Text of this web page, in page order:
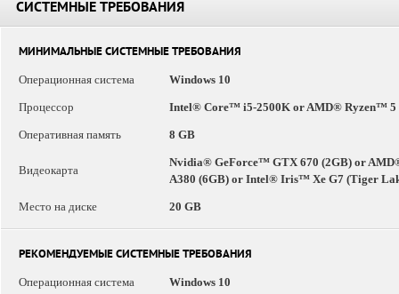
СИСТЕМНЫЕ ТРЕБОВАНИЯ
МИНИМАЛЬНЫЕ СИСТЕМНЫЕ ТРЕБОВАНИЯ
Операционная система
Windows 10
Процессор Intel® Core™ i5-2500K or AMD® Ryzen™ 5
Оперативная память 8 GB
Видеокарта
Nvidia® GeForce™ GTX 670 (2GB) or
A380 (6GB) or Intel® Iris™ Xe G7 (Tiger
Место на диске 20 GB
РЕКОМЕНДУЕМЫЕ СИСТЕМНЫЕ ТРЕБОВАНИЯ
Операционная система
Windows 10